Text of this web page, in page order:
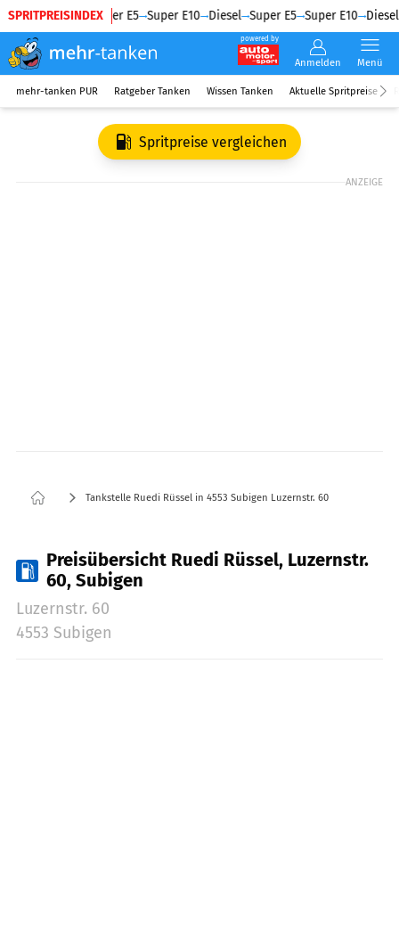
SPRITPREISINDEX
Diesel Super E5 Super E10 Diesel Super E5 Super E10 Diesel
powered by
Anmelden Menü
mehr-tanken PUR Ratgeber Tanken Wissen Tanken Aktuelle Spritpreise
Spritpreise vergleichen
ANZEIGE
Tankstelle Ruedi Rüssel in 4553 Subigen Luzernstr. 60
Preisübersicht Ruedi Rüssel, Luzernstr.
60, Subigen
Luzernstr. 60
4553 Subigen